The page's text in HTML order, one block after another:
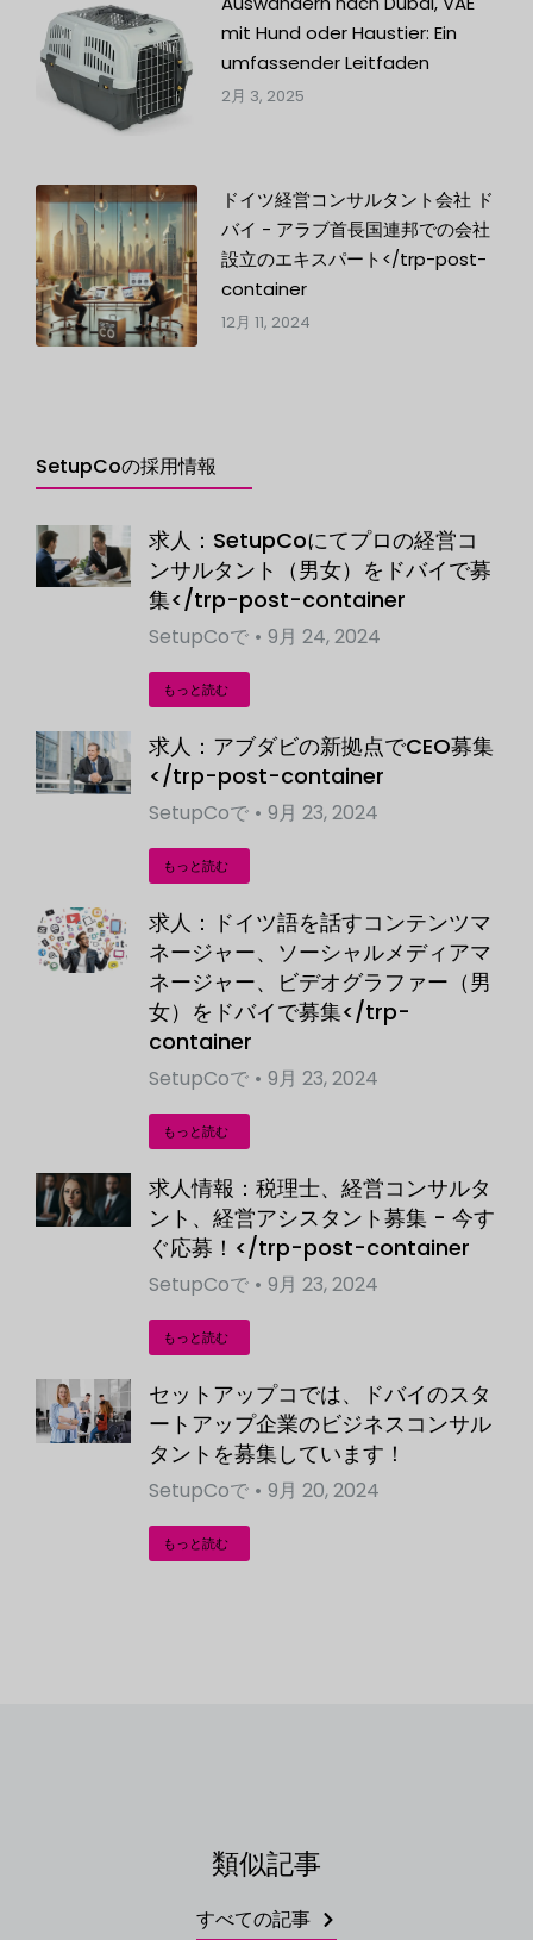
mit Hund oder Haustier: Ein
umfassender Leitfaden
2月 3, 2025
ドイツ経営コンサルタント会社 ド
バイ - アラブ首長国連邦での会社
設立のエキスパート</trp-post-
container
12月 11, 2024
SetupCoの採用情報
求人：SetupCoにてプロの経営コ
ンサルタント（男女）をドバイで募
集</trp-post-container
SetupCoで 9月 24, 2024
もっと読む
求人：アブダビの新拠点でCEO募集
</trp-post-container
SetupCoで 9月 23, 2024
もっと読む
求人：ドイツ語を話すコンテンツマ
ネージャー、ソーシャルメディアマ
ネージャー、ビデオグラファー（男
女）をドバイで募集</trp-
container
SetupCoで 9月 23, 2024
もっと読む
求人情報：税理士、経営コンサルタ
ント、経営アシスタント募集 - 今す
ぐ応募！</trp-post-container
SetupCoで 9月 23, 2024
もっと読む
セットアップコでは、ドバイのスタ
ートアップ企業のビジネスコンサル
タントを募集しています！
SetupCoで 9月 20, 2024
もっと読む
類似記事
すべての記事